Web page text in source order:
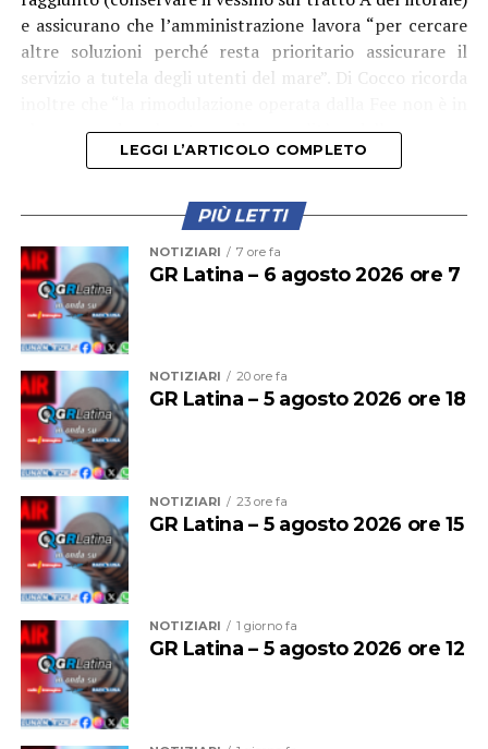
e assicurano che l’amministrazione lavora “per cercare
altre soluzioni perché resta prioritario assicurare il
servizio a tutela degli utenti del mare”. Di Cocco ricorda
alcun modo legata alla qualità delle acque,
dell’ambiente o dei servizi complessivamente offerti dal
elevati standard richiesti dal programma Bandiera Blu
su tutto il litorale di competenza”.
Il rischio di revoca del vessillo, che incombe su tutti i
comuni premiati con il riconoscimento della Fee quando
non vengono rispettati i parametri richiesti, era temuto
da Latina e non solo, dopo la revoca del riconoscimento
a Sabaudia che non ha ottenuto deroghe né scusanti. Ma
la notizia è arrivata concretamente giovedì pomeriggio
in commissione Trasparenza, generando viva
LEGGI L’ARTICOLO COMPLETO
PIÙ LETTI
NOTIZIARI 7 ore fa
GR Latina – 6 agosto 2026 ore 7
NOTIZIARI 20 ore fa
GR Latina – 5 agosto 2026 ore 18
NOTIZIARI 23 ore fa
GR Latina – 5 agosto 2026 ore 15
NOTIZIARI 1 giorno fa
GR Latina – 5 agosto 2026 ore 12